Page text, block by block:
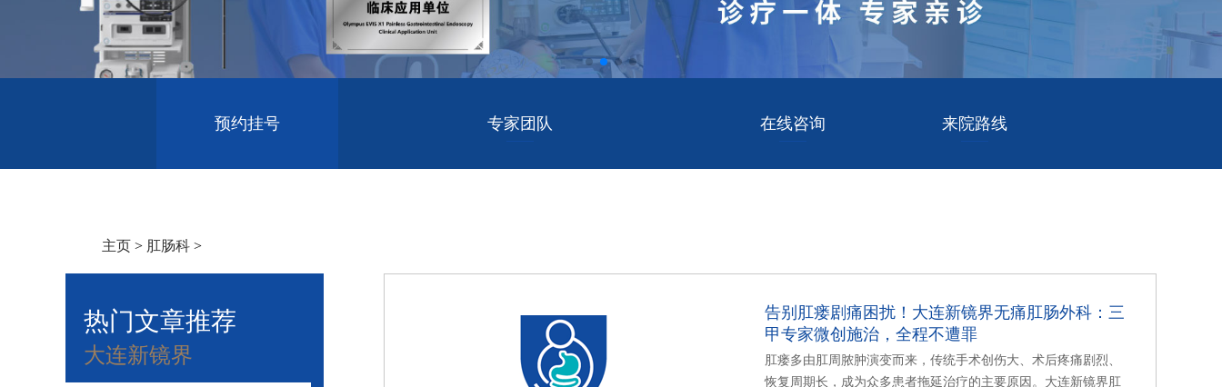
预约挂号 专家团队 在线咨询 来院路线
主页 > 肛肠科 >
热门文章推荐
大连新镜界
告别肛瘘剧痛困扰！大连新镜界无痛肛肠外科：三
甲专家微创施治，全程不遭罪
肛瘘多由肛周脓肿演变而来，传统手术创伤大、术后疼痛剧烈、
恢复周期长，成为众多患者拖延治疗的主要原因。大连新镜界肛